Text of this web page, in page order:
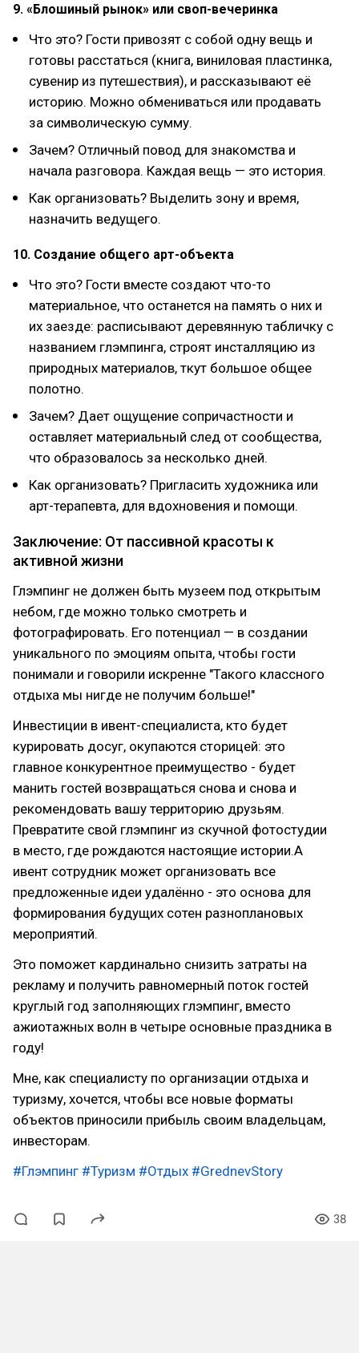
9. «Блошиный рынок» или своп-вечеринка
Что это? Гости привозят с собой одну вещь и
готовы расстаться (книга, виниловая пластинка,
сувенир из путешествия), и рассказывают её
историю. Можно обмениваться или продавать
за символическую сумму.
Зачем? Отличный повод для знакомства и
начала разговора. Каждая вещь — это история.
Как организовать? Выделить зону и время,
назначить ведущего.
10. Создание общего арт-объекта
Что это? Гости вместе создают что-то
материальное, что останется на память о них и
их заезде: расписывают деревянную табличку с
названием глэмпинга, строят инсталляцию из
природных материалов, ткут большое общее
полотно.
Зачем? Дает ощущение сопричастности и
оставляет материальный след от сообщества,
что образовалось за несколько дней.
Как организовать? Пригласить художника или
арт-терапевта, для вдохновения и помощи.
Заключение: От пассивной красоты к
активной жизни
Глэмпинг не должен быть музеем под открытым
небом, где можно только смотреть и
фотографировать. Его потенциал — в создании
уникального по эмоциям опыта, чтобы гости
понимали и говорили искренне "Такого классного
отдыха мы нигде не получим больше!"
Инвестиции в ивент-специалиста, кто будет
курировать досуг, окупаются сторицей: это
главное конкурентное преимущество - будет
манить гостей возвращаться снова и снова и
рекомендовать вашу территорию друзьям.
Превратите свой глэмпинг из скучной фотостудии
в место, где рождаются настоящие истории.А
ивент сотрудник может организовать все
предложенные идеи удалённо - это основа для
формирования будущих сотен разноплановых
мероприятий.
Это поможет кардинально снизить затраты на
рекламу и получить равномерный поток гостей
круглый год заполняющих глэмпинг, вместо
ажиотажных волн в четыре основные праздника в
году!
Мне, как специалисту по организации отдыха и
туризму, хочется, чтобы все новые форматы
объектов приносили прибыль своим владельцам,
инвесторам.
#Глэмпинг #Туризм #Отдых #GrednevStory
38